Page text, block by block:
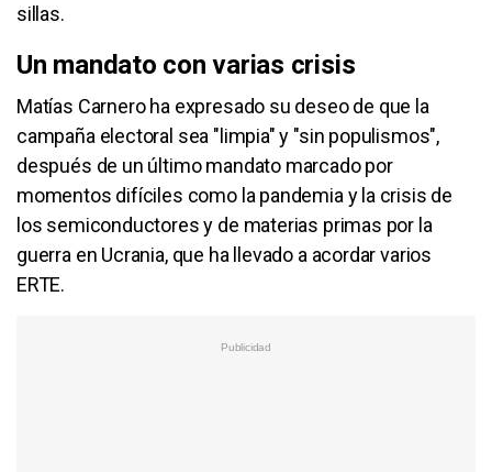
sillas.
Un mandato con varias crisis
Matías Carnero ha expresado su deseo de que la
campaña electoral sea "limpia" y "sin populismos",
después de un último mandato marcado por
momentos difíciles como la pandemia y la crisis de
los semiconductores y de materias primas por la
guerra en Ucrania, que ha llevado a acordar varios
ERTE.